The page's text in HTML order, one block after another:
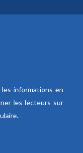
informations en
les lecteurs sur